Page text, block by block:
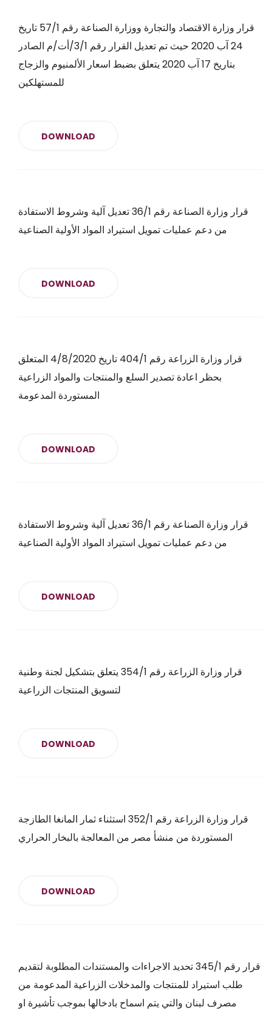
قرار وزارة الاقتصاد والتجارة ووزارة الصناعة رقم 57/1 تاريخ
24 آب 2020 حيث تم تعديل القرار رقم 3/1/أت/م الصادر
بتاريخ 17 آب 2020 يتعلق بضبط اسعار الألمنيوم والزجاج
للمستهلكين
DOWNLOAD
قرار وزارة الصناعة رقم 36/1 تعديل آلية وشروط الاستفادة
من دعم عمليات تمويل استيراد المواد الأولية الصناعية
DOWNLOAD
قرار وزارة الزراعة رقم 404/1 تاريخ 4/8/2020 المتعلق
بحظر اعادة تصدير السلع والمنتجات والمواد الزراعية
المستوردة المدعومة
DOWNLOAD
قرار وزارة الصناعة رقم 36/1 تعديل آلية وشروط الاستفادة
من دعم عمليات تمويل استيراد المواد الأولية الصناعية
DOWNLOAD
قرار وزارة الزراعة رقم 354/1 يتعلق بتشكيل لجنة وطنية
لتسويق المنتجات الزراعية
DOWNLOAD
قرار وزارة الزراعة رقم 352/1 استثناء ثمار المانغا الطازجة
المستوردة من منشأ مصر من المعالجة بالبخار الحراري
DOWNLOAD
قرار رقم 345/1 تحديد الاجراءات والمستندات المطلوبة لتقديم
طلب استيراد للمنتجات والمدخلات الزراعية المدعومة من
مصرف لبنان والتي يتم اسماح بادخالها بموجب تأشيرة او